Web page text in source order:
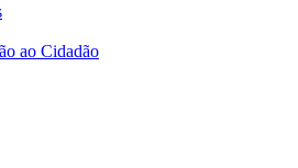
ao Cidadão